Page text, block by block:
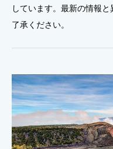
しています。最新の情報
了承ください。